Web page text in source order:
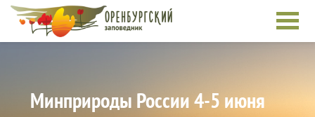
Перейти к основному содержанию
Минприроды России 4-5 июня